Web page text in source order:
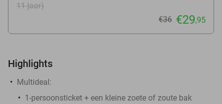
11 jaar)
€36 €29,95
Highlights
Multideal:
1-persoonsticket + een kleine zoete of zoute bak